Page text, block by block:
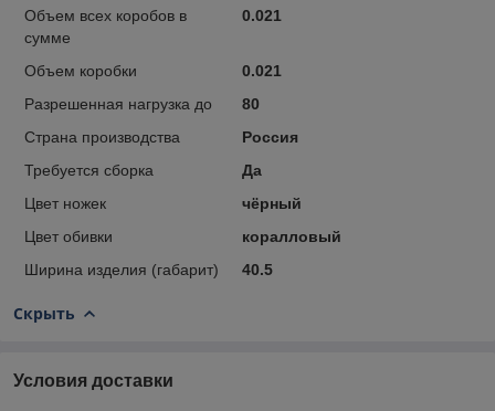
Объем всех коробов в
сумме
0.021
Объем коробки
0.021
Разрешенная нагрузка до
80
Страна производства
Россия
Требуется сборка
Да
Цвет ножек
чёрный
Цвет обивки
коралловый
Ширина изделия (габарит)
40.5
Скрыть
Условия доставки